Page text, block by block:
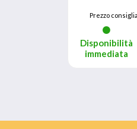
Prezzo
Disponibilità
immediata